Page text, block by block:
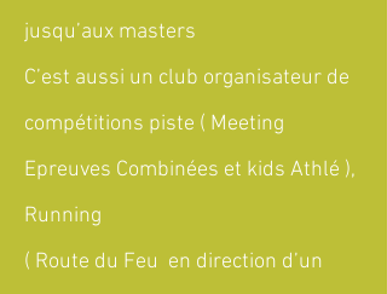
jusqu’aux masters
C’est aussi un club organisateur de
compétitions piste ( Meeting
Epreuves Combinées et kids Athlé ),
Running
( Route du Feu en direction d’un